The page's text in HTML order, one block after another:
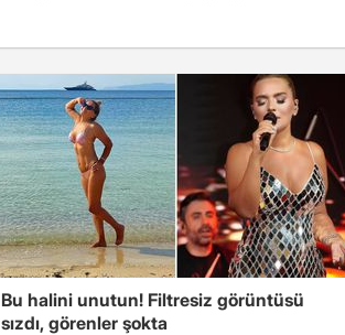
Bu halini unutun! Filtresiz görüntüsü
sızdı, görenler şokta